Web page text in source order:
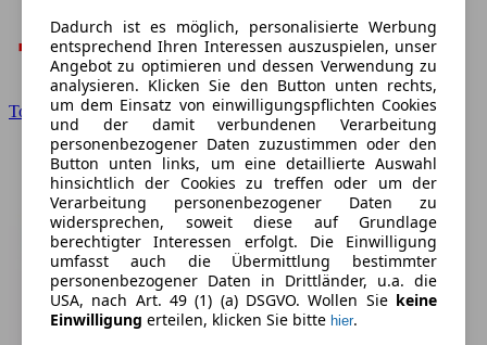
Toyota
Dadurch ist es möglich, personalisierte Werbung
entsprechend Ihren Interessen auszuspielen, unser
Angebot zu optimieren und dessen Verwendung zu
analysieren. Klicken Sie den Button unten rechts,
um dem Einsatz von einwilligungspflichten Cookies
und der damit verbundenen Verarbeitung
personenbezogener Daten zuzustimmen oder den
Button unten links, um eine detaillierte Auswahl
hinsichtlich der Cookies zu treffen oder um der
Verarbeitung personenbezogener Daten zu
widersprechen, soweit diese auf Grundlage
berechtigter Interessen erfolgt. Die Einwilligung
umfasst auch die Übermittlung bestimmter
personenbezogener Daten in Drittländer, u.a. die
USA, nach Art. 49 (1) (a) DSGVO. Wollen Sie keine
Einwilligung erteilen, klicken Sie bitte hier.